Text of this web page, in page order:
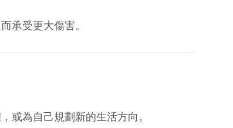
承受更大傷害。
或為自己規劃新的生活方向。